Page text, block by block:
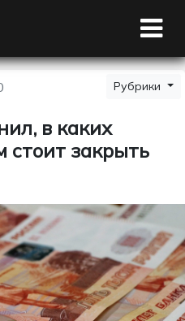
Рубрики
в каких
стоит закрыть